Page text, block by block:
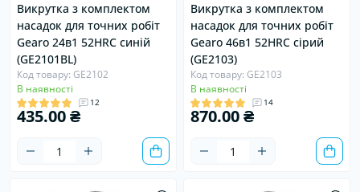
Викрутка з комплектом
насадок для точних робіт
Gearo 24в1 52HRC синій
(GE2101BL)
Код товару: GE2102
В наявності
12
435.00 ₴
Викрутка з комплектом
насадок для точних робіт
Gearo 46в1 52HRC сірий
(GE2103)
Код товару: GE2103
В наявності
14
870.00 ₴